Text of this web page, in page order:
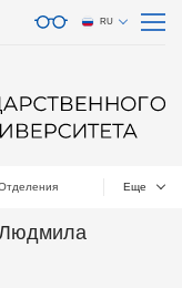
RU
Еще
Людмила